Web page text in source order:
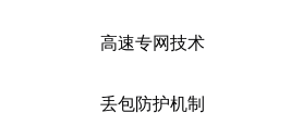
高速专网技术
丢包防护机制